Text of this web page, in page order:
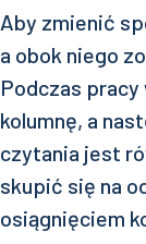
Aby zmienić
a obok niego
Podczas
kolumnę, a
czytania jest
skupić się na
osiągnięciem